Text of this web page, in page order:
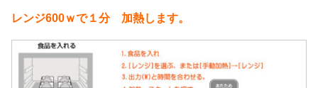
レンジ600ｗで１分 加熱します。